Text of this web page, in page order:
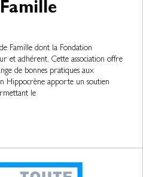
Famille dont la Fondation
et adhérent. Cette association offre
de bonnes pratiques aux
Hippocrène apporte un soutien
le